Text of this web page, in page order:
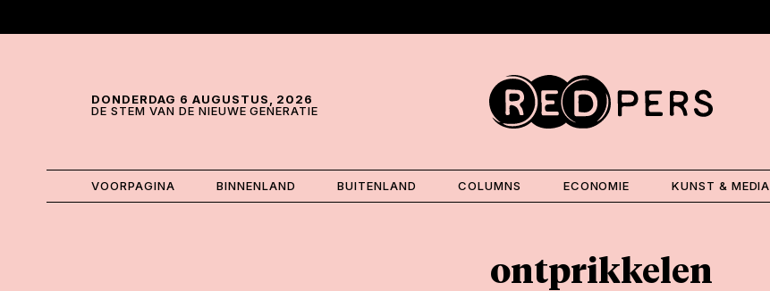
DONDERDAG 6 AUGUSTUS, 2026
DE STEM VAN DE NIEUWE GENERATIE
VOORPAGINA BINNENLAND BUITENLAND COLUMNS ECONOMIE KUNST & MEDIA
ontprikkelen